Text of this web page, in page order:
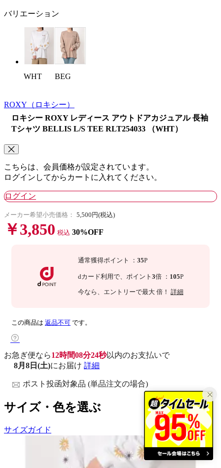
バリエーション
WHT BEG
ROXY （ロキシー）
ロキシー ROXY レディース アウトドアカジュアル 長袖
Tシャツ BELLIS L/S TEE RLT254033 （WHT）
こちらは、会員価格が設定されています。
ログインしてからカートに入れてください。
ログイン
メーカー希望小売価格： 5,500円(税込)
￥3,850 税込 30%OFF
通常獲得ポイント ： 35P
dカード利用で、 ポイント 3倍 ： 105P
今なら 、エントリーで最大 倍！ 詳細
この商品は 返品不可 です。
お急ぎ便なら12時間08分23秒以内のお支払いで
8月8日(土)にお届け 詳細
ポスト投函対象品 (単品注文の場合)
サイズ・色を選ぶ
サイズガイド